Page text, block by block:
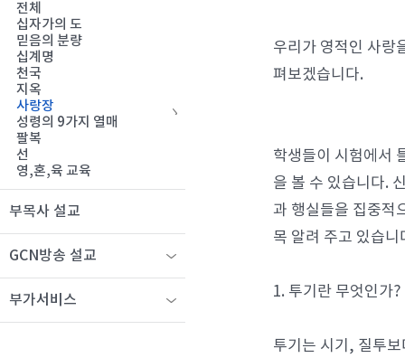
우리가 영적인 사랑
펴보겠습니다.
학생들이 시험에서
을 볼 수 있습니다.
과 행실들을 집중적
목 알려 주고 있습니
1. 투기란 무엇인가?
투기는 시기, 질투
전체
십자가의 도
믿음의 분량
십계명
천국
지옥
사랑장
성령의 9가지 열매
팔복
선
영,혼,육 교육
부목사 설교
GCN방송 설교
부가서비스